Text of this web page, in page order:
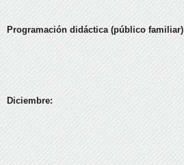
Programación didáctica (público familiar)
Diciembre: